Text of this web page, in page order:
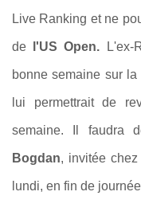
Live Ranking et ne
de l'US Open. L'ex-
bonne semaine sur
lui permettrait de
semaine. Il faudra
Bogdan, invitée
lundi, en fin de